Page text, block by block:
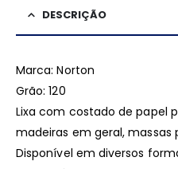
DESCRIÇÃO
Marca: Norton
Grão: 120
Lixa com costado de papel
madeiras em geral, massas
Disponível em diversos